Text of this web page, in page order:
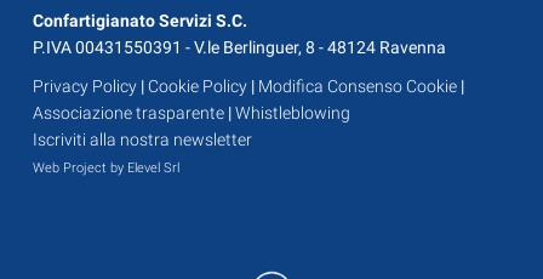
Confartigianato Servizi S.C.
P.IVA 00431550391 - V.le Berlinguer, 8 - 48124 Ravenna
Privacy Policy |Cookie Policy | Modifica Consenso Cookie |
Associazione trasparente |Whistleblowing
Iscriviti alla nostra newsletter
Web Project by Elevel Srl